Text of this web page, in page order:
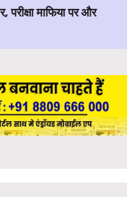
परीक्षा माफिया पर और